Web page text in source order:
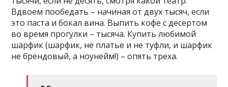
Вдвоем пообедать – начиная от двух тысяч, если
это паста и бокал вина. Выпить кофе с десертом
во время прогулки – тысяча. Купить любимой
шарфик (шарфик, не платье и не туфли, и шарфик
не брендовый, а ноунейм!) – опять треха.